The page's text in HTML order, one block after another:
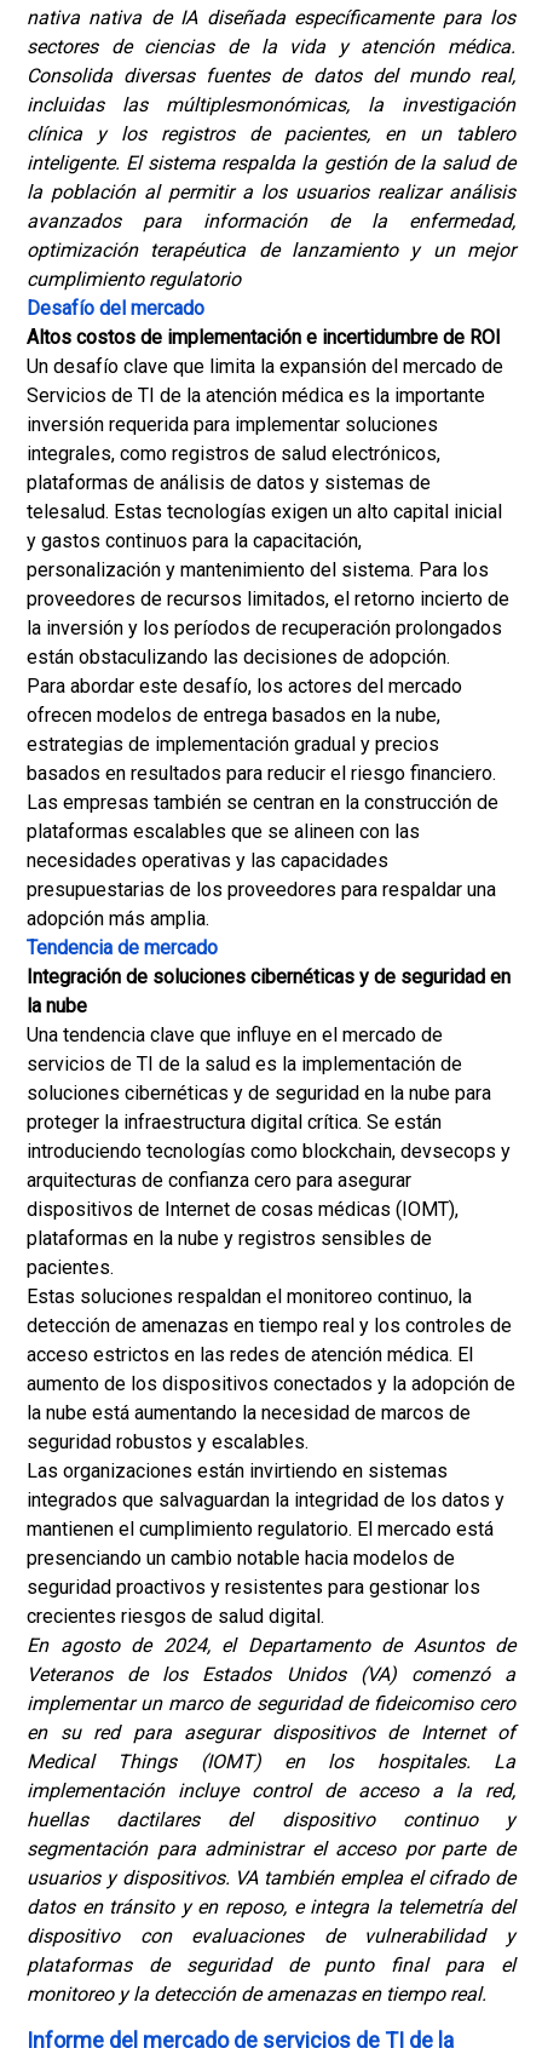
nativa nativa de IA diseñada específicamente para los
sectores de ciencias de la vida y atención médica.
Consolida diversas fuentes de datos del mundo real,
incluidas las múltiplesmonómicas, la investigación
clínica y los registros de pacientes, en un tablero
inteligente. El sistema respalda la gestión de la salud de
la población al permitir a los usuarios realizar análisis
avanzados para información de la enfermedad,
optimización terapéutica de lanzamiento y un mejor
cumplimiento regulatorio
Desafío del mercado
Altos costos de implementación e incertidumbre de ROI
Un desafío clave que limita la expansión del mercado de
Servicios de TI de la atención médica es la importante
inversión requerida para implementar soluciones
integrales, como registros de salud electrónicos,
plataformas de análisis de datos y sistemas de
telesalud. Estas tecnologías exigen un alto capital inicial
y gastos continuos para la capacitación,
personalización y mantenimiento del sistema. Para los
proveedores de recursos limitados, el retorno incierto de
la inversión y los períodos de recuperación prolongados
están obstaculizando las decisiones de adopción.
Para abordar este desafío, los actores del mercado
ofrecen modelos de entrega basados en la nube,
estrategias de implementación gradual y precios
basados en resultados para reducir el riesgo financiero.
Las empresas también se centran en la construcción de
plataformas escalables que se alineen con las
necesidades operativas y las capacidades
presupuestarias de los proveedores para respaldar una
adopción más amplia.
Tendencia de mercado
Integración de soluciones cibernéticas y de seguridad en
la nube
Una tendencia clave que influye en el mercado de
servicios de TI de la salud es la implementación de
soluciones cibernéticas y de seguridad en la nube para
proteger la infraestructura digital crítica. Se están
introduciendo tecnologías como blockchain, devsecops y
arquitecturas de confianza cero para asegurar
dispositivos de Internet de cosas médicas (IOMT),
plataformas en la nube y registros sensibles de
pacientes.
Estas soluciones respaldan el monitoreo continuo, la
detección de amenazas en tiempo real y los controles de
acceso estrictos en las redes de atención médica. El
aumento de los dispositivos conectados y la adopción de
la nube está aumentando la necesidad de marcos de
seguridad robustos y escalables.
Las organizaciones están invirtiendo en sistemas
integrados que salvaguardan la integridad de los datos y
mantienen el cumplimiento regulatorio. El mercado está
presenciando un cambio notable hacia modelos de
seguridad proactivos y resistentes para gestionar los
crecientes riesgos de salud digital.
En agosto de 2024, el Departamento de Asuntos de
Veteranos de los Estados Unidos (VA) comenzó a
implementar un marco de seguridad de fideicomiso cero
en su red para asegurar dispositivos de Internet of
Medical Things (IOMT) en los hospitales. La
implementación incluye control de acceso a la red,
huellas dactilares del dispositivo continuo y
segmentación para administrar el acceso por parte de
usuarios y dispositivos. VA también emplea el cifrado de
datos en tránsito y en reposo, e integra la telemetría del
dispositivo con evaluaciones de vulnerabilidad y
plataformas de seguridad de punto final para el
monitoreo y la detección de amenazas en tiempo real.
Informe del mercado de servicios de TI de la